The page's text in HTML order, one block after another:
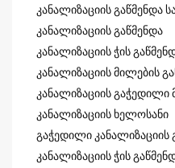
კანალიზაციის გაწმენდა
კანალიზაციის გაწმენდა
კანალიზაციის ჭის
კანალიზაციის მილების
კანალიზაციის გაჭედილი
კანალიზაციის ხელოსანი
გაჭედილი კანალიზაციის
კანალიზაციის ჭის